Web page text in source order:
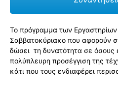
Το πρόγραμμα των
Σαββατοκύριακο που αφορούν
δώσει τη δυνατότητα σε όσους
πολύπλευρη προσέγγιση της
κάτι που τους ενδιαφέρει